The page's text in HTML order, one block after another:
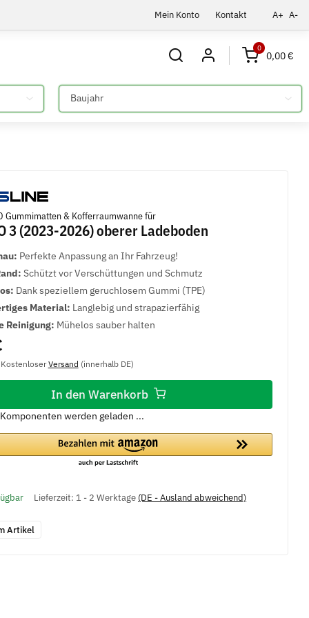
Mein Konto Kontakt A+ A-
0
0,00 €
Bitte auswählen
Gummimatten & Kofferraumwanne für
3 (2023-2026) oberer Ladeboden
Perfekte Anpassung an Ihr Fahrzeug!
Schützt vor Verschüttungen und Schmutz
Dank speziellem geruchlosem Gummi (TPE)
Material: Langlebig und strapazierfähig
Reinigung: Mühelos sauber halten
KostenloserVersand (innerhalb DE)
In den Warenkorb
Komponenten werden geladen ...
Lieferzeit: 1 - 2 Werktage (DE - Ausland abweichend)
Artikel